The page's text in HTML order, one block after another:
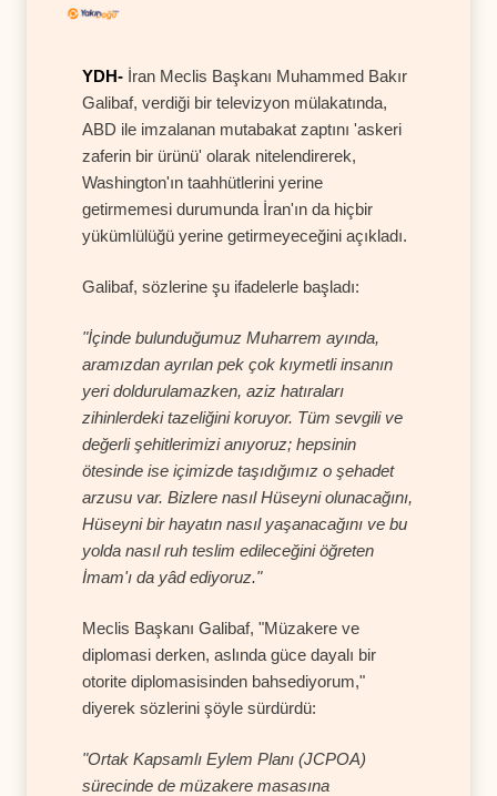
YDH- İran Meclis Başkanı Muhammed Bakır
Galibaf, verdiği bir televizyon mülakatında,
ABD ile imzalanan mutabakat zaptını 'askeri
zaferin bir ürünü' olarak nitelendirerek,
Washington'ın taahhütlerini yerine
getirmemesi durumunda İran'ın da hiçbir
yükümlülüğü yerine getirmeyeceğini açıkladı.
Galibaf, sözlerine şu ifadelerle başladı:
"İçinde bulunduğumuz Muharrem ayında,
aramızdan ayrılan pek çok kıymetli insanın
yeri doldurulamazken, aziz hatıraları
zihinlerdeki tazeliğini koruyor. Tüm sevgili ve
değerli şehitlerimizi anıyoruz; hepsinin
ötesinde ise içimizde taşıdığımız o şehadet
arzusu var. Bizlere nasıl Hüseyni olunacağını,
Hüseyni bir hayatın nasıl yaşanacağını ve bu
yolda nasıl ruh teslim edileceğini öğreten
İmam'ı da yâd ediyoruz."
Meclis Başkanı Galibaf, "Müzakere ve
diplomasi derken, aslında güce dayalı bir
otorite diplomasisinden bahsediyorum,"
diyerek sözlerini şöyle sürdürdü:
"Ortak Kapsamlı Eylem Planı (JCPOA)
sürecinde de müzakere masasına